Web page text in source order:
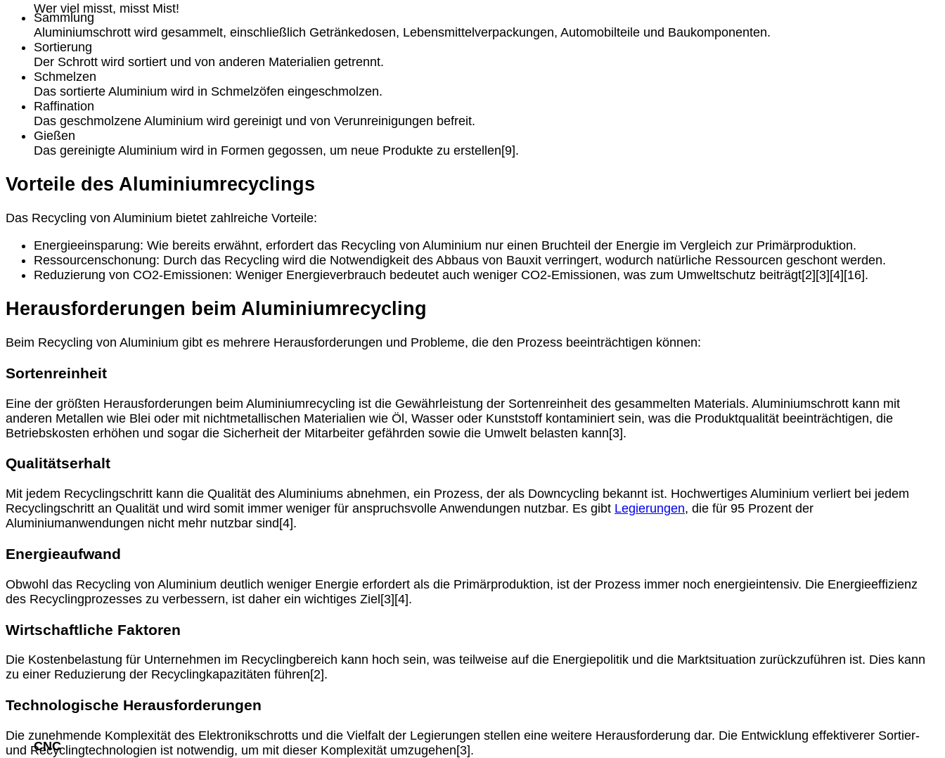
Wer viel misst, misst Mist!
CNC
Sammlung
Aluminiumschrott wird gesammelt, einschließlich Getränkedosen, Lebensmittelverpackungen, Automobilteile und Baukomponenten.
Sortierung
Der Schrott wird sortiert und von anderen Materialien getrennt.
Schmelzen
Das sortierte Aluminium wird in Schmelzöfen eingeschmolzen.
Raffination
Das geschmolzene Aluminium wird gereinigt und von Verunreinigungen befreit.
Gießen
Das gereinigte Aluminium wird in Formen gegossen, um neue Produkte zu erstellen[9].
Vorteile des Aluminiumrecyclings
Das Recycling von Aluminium bietet zahlreiche Vorteile:
Energieeinsparung: Wie bereits erwähnt, erfordert das Recycling von Aluminium nur einen Bruchteil der Energie im Vergleich zur Primärproduktion.
Ressourcenschonung: Durch das Recycling wird die Notwendigkeit des Abbaus von Bauxit verringert, wodurch natürliche Ressourcen geschont werden.
Reduzierung von CO2-Emissionen: Weniger Energieverbrauch bedeutet auch weniger CO2-Emissionen, was zum Umweltschutz beiträgt[2][3][4][16].
Herausforderungen beim Aluminiumrecycling
Beim Recycling von Aluminium gibt es mehrere Herausforderungen und Probleme, die den Prozess beeinträchtigen können:
Sortenreinheit
Eine der größten Herausforderungen beim Aluminiumrecycling ist die Gewährleistung der Sortenreinheit des gesammelten Materials. Aluminiumschrott kann mit
anderen Metallen wie Blei oder mit nichtmetallischen Materialien wie Öl, Wasser oder Kunststoff kontaminiert sein, was die Produktqualität beeinträchtigen, die
Betriebskosten erhöhen und sogar die Sicherheit der Mitarbeiter gefährden sowie die Umwelt belasten kann[3].
Qualitätserhalt
Mit jedem Recyclingschritt kann die Qualität des Aluminiums abnehmen, ein Prozess, der als Downcycling bekannt ist. Hochwertiges Aluminium verliert bei jedem
Recyclingschritt an Qualität und wird somit immer weniger für anspruchsvolle Anwendungen nutzbar. Es gibt Legierungen, die für 95 Prozent der
Aluminiumanwendungen nicht mehr nutzbar sind[4].
Energieaufwand
Obwohl das Recycling von Aluminium deutlich weniger Energie erfordert als die Primärproduktion, ist der Prozess immer noch energieintensiv. Die Energieeffizienz
des Recyclingprozesses zu verbessern, ist daher ein wichtiges Ziel[3][4].
Wirtschaftliche Faktoren
Die Kostenbelastung für Unternehmen im Recyclingbereich kann hoch sein, was teilweise auf die Energiepolitik und die Marktsituation zurückzuführen ist. Dies kann
zu einer Reduzierung der Recyclingkapazitäten führen[2].
Technologische Herausforderungen
Die zunehmende Komplexität des Elektronikschrotts und die Vielfalt der Legierungen stellen eine weitere Herausforderung dar. Die Entwicklung effektiverer Sortier-
und Recyclingtechnologien ist notwendig, um mit dieser Komplexität umzugehen[3].